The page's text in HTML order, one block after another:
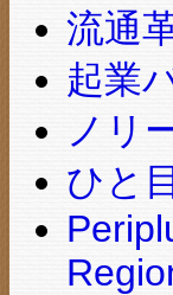
流通
起業
ノリ
ひと